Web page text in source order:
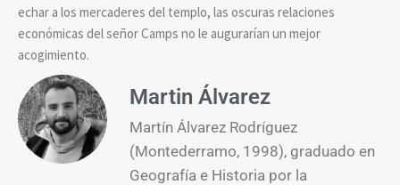
echar a los mercaderes del templo, las oscuras relaciones
económicas del señor Camps no le augurarían un mejor
acogimiento.
Martin Álvarez
Martín Álvarez Rodríguez
(Montederramo, 1998), graduado en
Geografía e Historia por la